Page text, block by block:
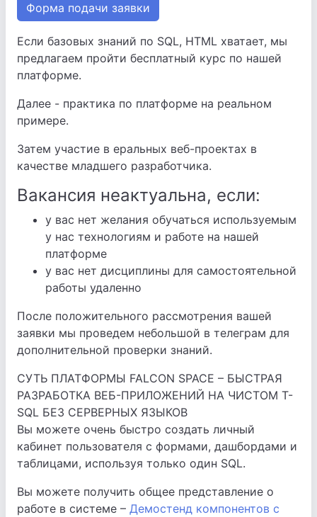
Форма подачи заявки
Если базовых знаний по SQL, HTML хватает, мы
предлагаем пройти бесплатный курс по нашей
платформе.
Далее - практика по платформе на реальном
примере.
Затем участие в еральных веб-проектах в
качестве младшего разработчика.
Вакансия неактуальна, если:
у вас нет желания обучаться используемым
у нас технологиям и работе на нашей
платформе
у вас нет дисциплины для самостоятельной
работы удаленно
После положительного рассмотрения вашей
заявки мы проведем небольшой в телеграм для
дополнительной проверки знаний.
СУТЬ ПЛАТФОРМЫ FALCON SPACE – БЫСТРАЯ
РАЗРАБОТКА ВЕБ-ПРИЛОЖЕНИЙ НА ЧИСТОМ T-
SQL БЕЗ СЕРВЕРНЫХ ЯЗЫКОВ
Вы можете очень быстро создать личный
кабинет пользователя с формами, дашбордами и
таблицами, используя только один SQL.
Вы можете получить общее представление о
работе в системе – Демостенд компонентов с